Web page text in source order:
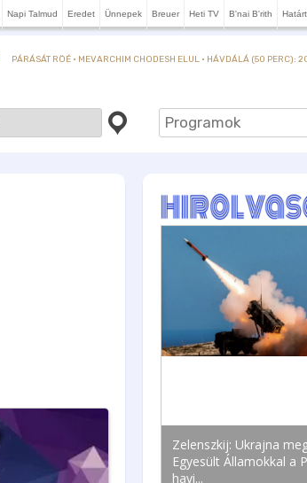
Napi Talmud Eredet Ünnepek Breuer Heti TV B'nai B'rith
PÁRÁSÁT RÖÉ · MEVARCHIM CHODESH ELUL · HÁVDÁLÁ (50 PERC):